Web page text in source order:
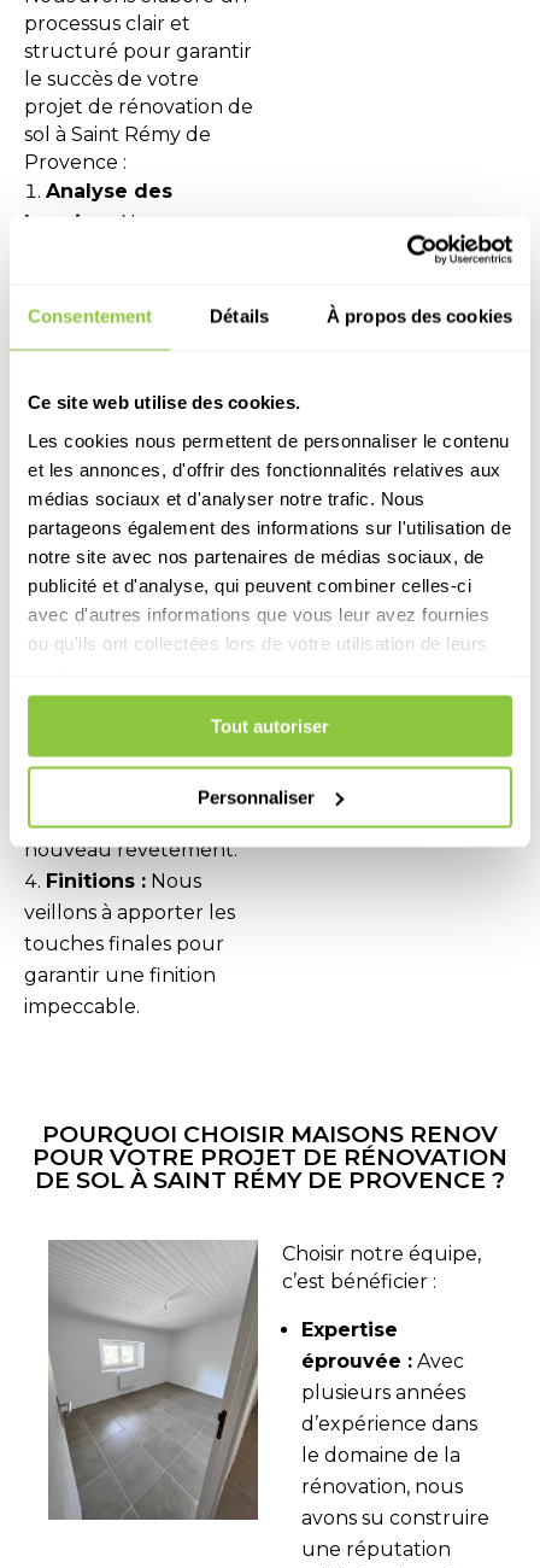
Consentement Détails À propos des cookies
Ce site web utilise des cookies.
Les cookies nous permettent de personnaliser le contenu
et les annonces, d'offrir des fonctionnalités relatives aux
médias sociaux et d'analyser notre trafic. Nous
partageons également des informations sur l'utilisation de
notre site avec nos partenaires de médias sociaux, de
publicité et d'analyse, qui peuvent combiner celles-ci
avec d'autres informations que vous leur avez fournies
ou qu'ils ont collectées lors de votre utilisation de leurs
Tout autoriser
Personnaliser
processus clair et
structuré pour garantir
le succès de votre
projet de rénovation de
sol à Saint Rémy de
Provence :
Analyse des
besoins :
Nous
comprendre vos
attentes et évaluer
Choix du
revêtement :En
fonction de vos goûts et
de votre budget, nous
vous conseillons sur le
revêtement le plus
adapté.
installation :
équipe de
professionnels qualifiés
se charge de la
préparation du support
et de la pose du
nouveau revêtement.
Finitions : Nous
veillons à apporter les
touches finales pour
garantir une finition
impeccable.
POURQUOI CHOISIR MAISONS RENOV
POUR VOTRE PROJET DE RÉNOVATION
DE SOL À SAINT RÉMY DE PROVENCE ?
Choisir notre équipe,
c’est bénéficier :
Expertise
éprouvée : Avec
plusieurs années
d’expérience dans
le domaine de la
rénovation, nous
avons su construire
une réputation